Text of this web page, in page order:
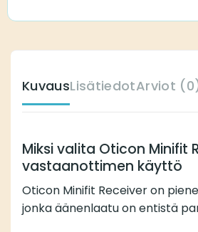
KuvausLisätiedotArviot
Miksi valita Oticon Minifit
vastaanottimen käyttö
Oticon Minifit Receiver on
jonka äänenlaatu on entistä